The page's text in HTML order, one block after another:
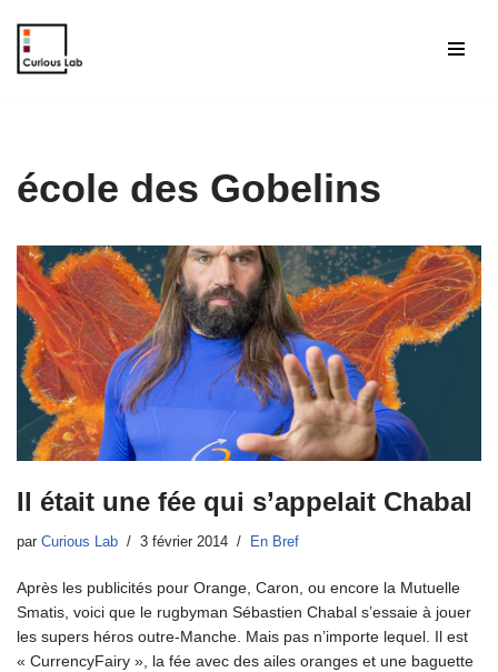
Aller
école des Gobelins
Il était une fée qui s’appelait Chabal
par Curious Lab 3 février 2014 En Bref
Après les publicités pour Orange, Caron, ou encore la Mutuelle
Smatis, voici que le rugbyman Sébastien Chabal s’essaie à jouer
les supers héros outre-Manche. Mais pas n’importe lequel. Il est
« CurrencyFairy », la fée avec des ailes oranges et une baguette